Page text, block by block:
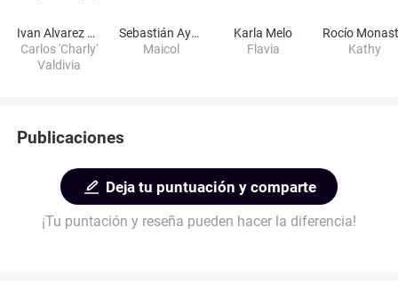
Ivan Alvarez de Araya
Carlos 'Charly'
Valdivia
Sebastián Ayala
Maicol
Karla Melo
Flavia
Kathy
Publicaciones
Deja tu puntuación y comparte
¡Tu puntación y reseña pueden hacer la diferencia!